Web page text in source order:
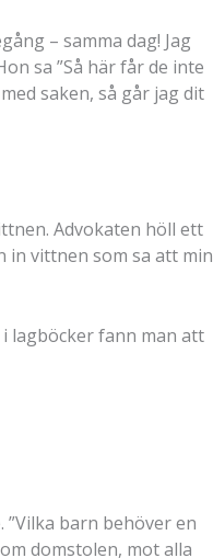
– samma dag! Jag
sa ”Så här får de inte
saken, så går jag dit
Advokaten höll ett
in vittnen som sa att min
lagböcker fann man att
barn behöver en
domstolen, mot alla